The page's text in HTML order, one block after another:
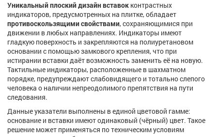
Уникальный плоский дизайн вставок контрастных
индикаторов, предусмотренных на плитке, обладает
противоскользящими свойствами, сохраняющимися при
движении в любых направлениях. Индикаторы имеют
гладкую поверхность и закрепляются на полиуретановом
основании с помощью замкового крепления, что при
истирании вставки даёт возможность заменить её на новую.
Тактильные индикаторы, расположенные в шахматном
порядке, предупреждают слабовидящего и тотально слепого
человека о наличии непреодолимого препятствия на пути
следования.
Данные указатели выполнены в единой цветовой гамме:
основание и вставки имеют одинаковый (чёрный) цвет. Такое
решение может применяться по техническим условиям